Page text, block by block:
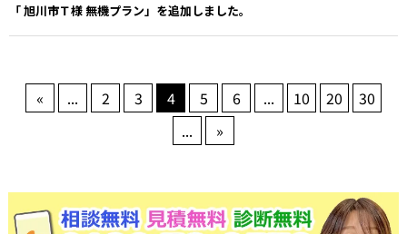
「 旭川市Ｔ様 無機プラン」を追加しました。
« ... 2 3 4 5 6 ... 10 20
30
...
»